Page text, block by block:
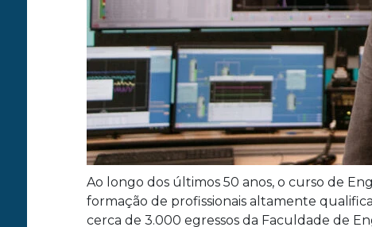
Ao longo dos últimos 50 anos, o curso de
formação de profissionais altamente
cerca de 3.000 egressos da Faculdade de